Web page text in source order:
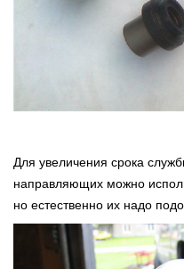
Для увеличения срока
направляющих можно
но естественно их надо